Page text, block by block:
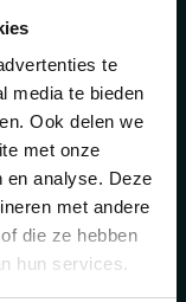
te
media te bieden
Ook delen we
met onze
en analyse. Deze
met andere
die ze hebben
hun services.
Zimmer mit
Ein
stehen im
Garten mit
Hier können
entspannt